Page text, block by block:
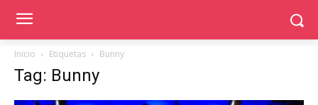
Inicio Etiquetas Bunny
Tag: Bunny